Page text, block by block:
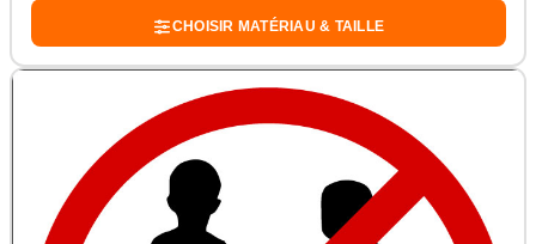
CHOISIR MATÉRIAU & TAILLE